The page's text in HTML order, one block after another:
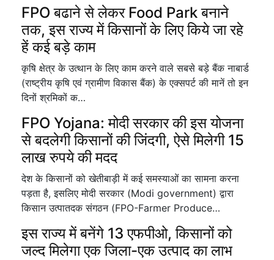
FPO बढाने से लेकर Food Park बनाने
तक, इस राज्य में किसानों के लिए किये जा रहे
हें कई बड़े काम
कृषि क्षेत्र के उत्थान के लिए काम करने वाले सबसे बड़े बैंक नाबार्ड
(राष्ट्रीय कृषि एवं ग्रामीण विकास बैंक) के एक्सपर्ट की मानें तो इन
दिनों श्रमिकों क…
FPO Yojana: मोदी सरकार की इस योजना
से बदलेगी किसानों की जिंदगी, ऐसे मिलेगी 15
लाख रुपये की मदद
देश के किसानों को खेतीबाड़ी में कई समस्याओं का सामना करना
पड़ता है, इसलिए मोदी सरकार (Modi government) द्वारा
किसान उत्पातदक संगठन (FPO-Farmer Produce…
इस राज्य में बनेंगे 13 एफपीओ, किसानों को
जल्द मिलेगा एक जिला-एक उत्पाद का लाभ